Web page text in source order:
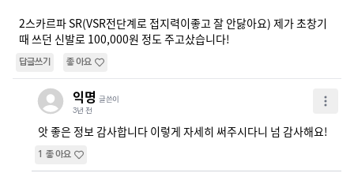
2스카르파 SR(VSR전단계로 접지력이좋고 잘 안닳아요) 제가 초창기
때 쓰던 신발로 100,000원 정도 주고샀습니다!
답글쓰기 좋아요
익명 글쓴이
3년 전
앗 좋은 정보 감사합니다 이렇게 자세히 써주시다니 넘 감사해요!
1 좋아요